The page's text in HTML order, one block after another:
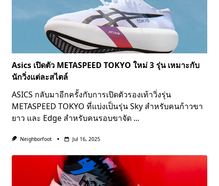
Asics เปิดตัว METASPEED TOKYO ใหม่ 3 รุ่น เหมาะกับ
นักวิ่งแต่ละสไตล์
ASICS กลับมาอีกครั้งกับการเปิดตัวรองเท้าวิ่งรุ่น
METASPEED TOKYO ที่แบ่งเป็นรุ่น Sky สำหรับคนก้าวขา
ยาว และ Edge สำหรับคนรอบขาจัด ...
Neighborfoot Jul 16, 2025